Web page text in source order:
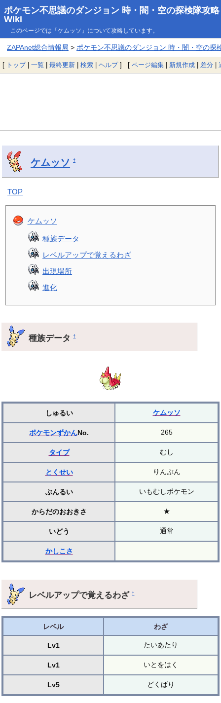
ポケモン不思議のダンジョン 時・闇・空の探検隊攻略
Wiki
このページでは「ケムッソ」について攻略しています。
ZAPAnet総合情報局 > ポケモン不思議のダンジョン 時・闇・空の探
[ トップ| 一覧 | 最終更新 | 検索 | ヘルプ] [ ページ編集 | 新規作成 | 差分 |
ケムッソ †
TOP
ケムッソ
種族データ
レベルアップで覚えるわざ
出現場所
進化
種族データ†
しゅるい ケムッソ
ポケモンずかんNo. 265
タイプ むし
とくせい りんぷん
ぶんるい いもむしポケモン
からだのおおきさ ★
いどう 通常
かしこさ
レベルアップで覚えるわざ†
レベル わざ
Lv1 たいあたり
Lv1 いとをはく
Lv5 どくばり